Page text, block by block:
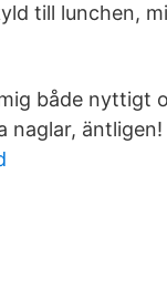
till lunchen,
både nyttigt
naglar, äntligen!